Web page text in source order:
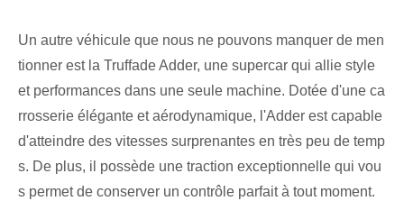
Un autre véhicule que nous ne pouvons manquer de men
tionner est la Truffade Adder, une supercar qui allie style
et performances dans une seule machine. Dotée d'une ca
rrosserie élégante et aérodynamique, l'Adder est capable
d'atteindre des vitesses surprenantes en très peu de temp
s. De plus, il possède une traction exceptionnelle qui vou
s permet de conserver un contrôle parfait à tout moment.